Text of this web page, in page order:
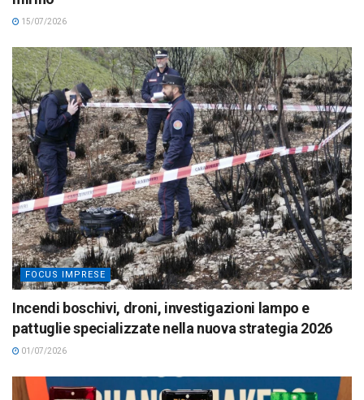
15/07/2026
FOCUS IMPRESE
Incendi boschivi, droni, investigazioni lampo e
pattuglie specializzate nella nuova strategia 2026
01/07/2026